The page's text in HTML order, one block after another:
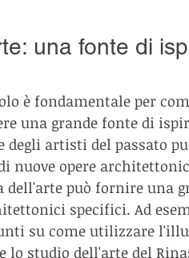
una fonte di
è fondamentale per
una grande fonte di
artisti del passato
nuove opere
può fornire una
specifici. Ad
su come utilizzare
studio dell'arte del